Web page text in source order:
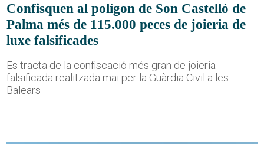
Confisquen al polígon de Son Castelló de
Palma més de 115.000 peces de joieria de
luxe falsificades
Es tracta de la confiscació més gran de joieria
falsificada realitzada mai per la Guàrdia Civil a les
Balears